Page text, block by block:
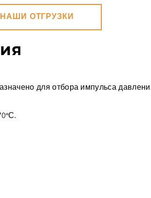
НАШИ ОТГРУЗКИ
для отбора импульса